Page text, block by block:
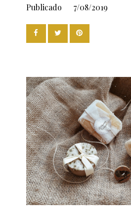
Publicado 7/08/2019